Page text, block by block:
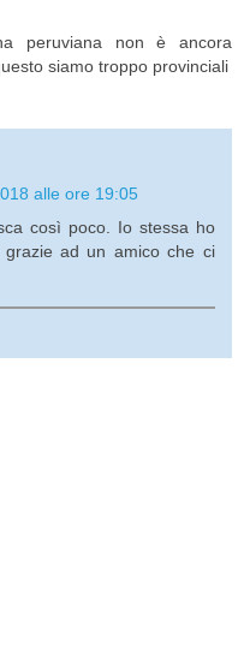
peruviana non è ancora
siamo troppo provinciali
alle ore 19:05
così poco. Io stessa ho
grazie ad un amico che ci